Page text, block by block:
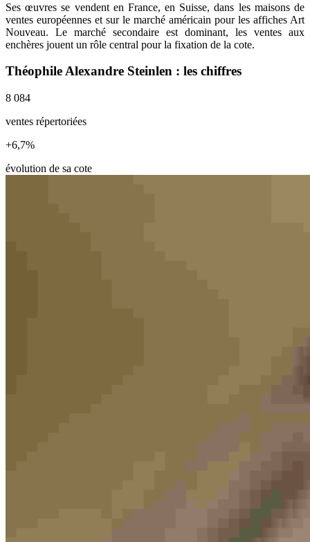
Ses œuvres se vendent en France, en Suisse, dans les maisons de
ventes européennes et sur le marché américain pour les affiches Art
Nouveau. Le marché secondaire est dominant, les ventes aux
enchères jouent un rôle central pour la fixation de la cote.
Théophile Alexandre Steinlen : les chiffres
8 084
ventes répertoriées
+6,7%
évolution de sa cote